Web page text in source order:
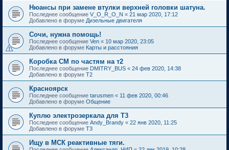
Нюансы при замене втулки верхней головки шатуна.
Последнее сообщение V_O_R_O_N « 21 мар 2020, 17:12
Добавлено в форуме Дизельные двигателя
Сочи, нужна помощь!
Последнее сообщение Ven « 10 мар 2020, 23:05
Добавлено в форуме Карты и расстояния
Коробка СМ по частям на т2
Последнее сообщение DMITRY_BUS « 24 фев 2020, 14:38
Добавлено в форуме T2
Красноярск
Последнее сообщение tarusmen « 11 фев 2020, 00:46
Добавлено в форуме Общение
Куплю электрозеркала для Т3
Последнее сообщение Andy_Brandy « 22 янв 2020, 11:25
Добавлено в форуме T3
Ищу в МСК реактивные тяги.